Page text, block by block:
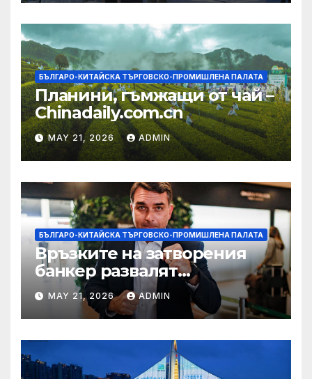
БЪЛГАРО-КИТАЙСКА ТЪРГОВСКО-ПРОМИШЛЕНА ПАЛАТА
Планини, гъмжащи от чай –
Chinadaily.com.cn
MAY 21, 2026 ADMIN
БЪЛГАРО-КИТАЙСКА ТЪРГОВСКО-ПРОМИШЛЕНА ПАЛАТА
Връзките на затворения
банкер развалят
надеждите на Флавио
Болсонаро за президент на
Бразилия
MAY 21, 2026 ADMIN